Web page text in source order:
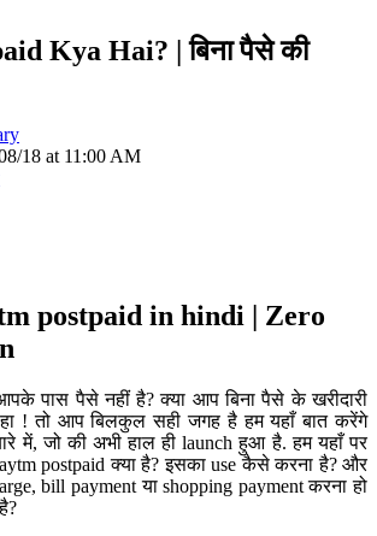
Kya Hai? | बिना पैसे की
18 at 11:00 AM
postpaid in hindi | Zero
पास पैसे नहीं है? क्या आप बिना पैसे के खरीदारी
! तो आप बिलकुल सही जगह है हम यहाँ बात करेंगे
में, जो की अभी हाल ही launch हुआ है. हम यहाँ पर
postpaid क्या है? इसका use कैसे करना है? और
bill payment या shopping payment करना हो